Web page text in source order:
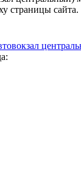
страницы сайта.